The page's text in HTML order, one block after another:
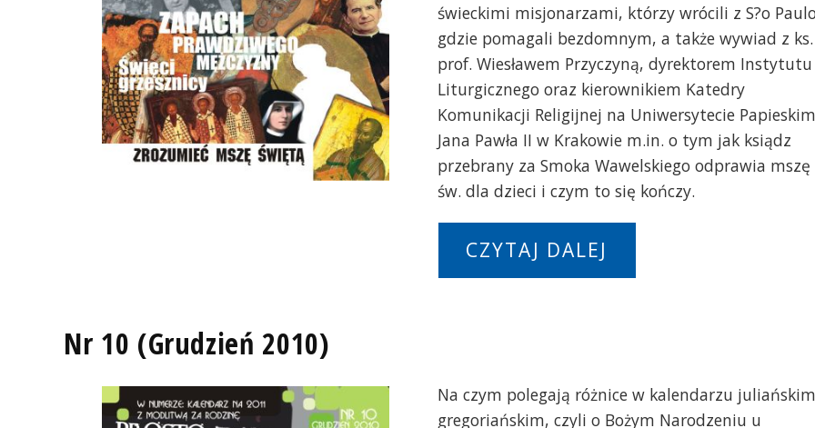
świeckimi misjonarzami, którzy wrócili z S?o
gdzie pomagali bezdomnym, a także wywiad z ks.
prof. Wiesławem Przyczyną, dyrektorem Instytutu
Liturgicznego oraz kierownikiem Katedry
Komunikacji Religijnej na Uniwersytecie Papieskim
Jana Pawła II w Krakowie m.in. o tym jak ksiądz
przebrany za Smoka Wawelskiego odprawia mszę
św. dla dzieci i czym to się kończy.
CZYTAJ DALEJ
Nr 10 (Grudzień 2010)
Na czym polegają różnice w kalendarzu
gregoriańskim, czyli o Bożym Narodzeniu u